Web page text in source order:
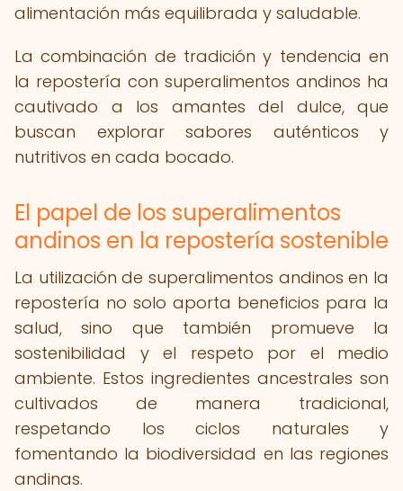
alimentación más equilibrada y saludable.
La combinación de tradición y tendencia en
la repostería con superalimentos andinos ha
cautivado a los amantes del dulce, que
buscan explorar sabores auténticos y
nutritivos en cada bocado.
El papel de los superalimentos
andinos en la repostería sostenible
La utilización de superalimentos andinos en la
repostería no solo aporta beneficios para la
salud, sino que también promueve la
sostenibilidad y el respeto por el medio
ambiente. Estos ingredientes ancestrales son
cultivados de manera tradicional,
respetando los ciclos naturales y
fomentando la biodiversidad en las regiones
andinas.